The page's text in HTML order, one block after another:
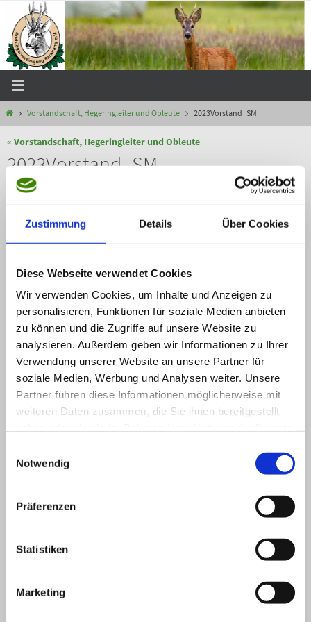
Zustimmung Details Über Cookies
Diese Webseite verwendet Cookies
Wir verwenden Cookies, um Inhalte und Anzeigen zu
personalisieren, Funktionen für soziale Medien anbieten
zu können und die Zugriffe auf unsere Website zu
analysieren. Außerdem geben wir Informationen zu Ihrer
Verwendung unserer Website an unsere Partner für
soziale Medien, Werbung und Analysen weiter. Unsere
Partner führen diese Informationen möglicherweise mit
weiteren Daten zusammen, die Sie ihnen bereitgestellt
Notwendig
Präferenzen
Statistiken
Marketing
Inhalt
springen
StartVorstandschaft, Hegeringleiter und Obleute 2023Vorstand_SM
« Vorstandschaft, Hegeringleiter und Obleute
2023Vorstand_SM
Webmaster
Webmaster